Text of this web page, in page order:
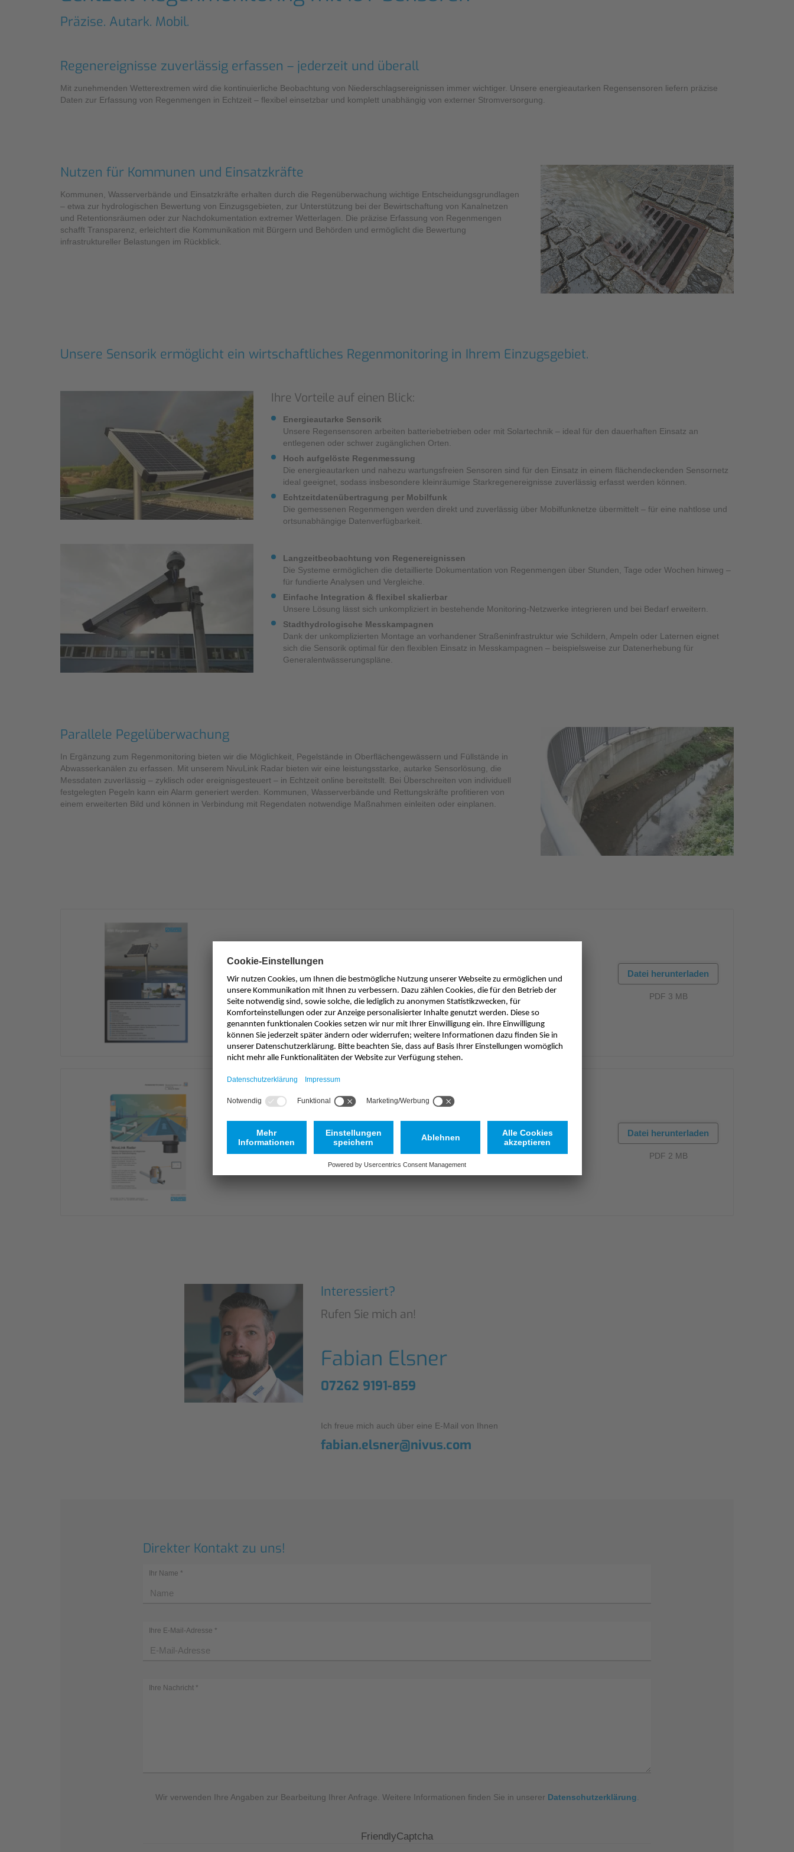
Füllstandsmessung
Grenzstandmessung
Wasserqualität & Analyse
Zubehör
Montagezubehör
Überspannungsschutz
Präzise. Autark. Mobil.
Regenereignisse zuverlässig erfassen – jederzeit und überall
Mit zunehmenden Wetterextremen wird die kontinuierliche Beobachtung von Niederschlagsereignissen immer wichtiger. Unsere energieautarken Regensensoren liefern präzise
Daten zur Erfassung von Regenmengen in Echtzeit – flexibel einsetzbar und komplett unabhängig von externer Stromversorgung.
Nutzen für Kommunen und Einsatzkräfte
Kommunen, Wasserverbände und Einsatzkräfte erhalten durch die Regenüberwachung wichtige Entscheidungsgrundlagen
– etwa zur hydrologischen Bewertung von Einzugsgebieten, zur Unterstützung bei der Bewirtschaftung von Kanalnetzen
und Retentionsräumen oder zur Nachdokumentation extremer Wetterlagen. Die präzise Erfassung von Regenmengen
schafft Transparenz, erleichtert die Kommunikation mit Bürgern und Behörden und ermöglicht die Bewertung
infrastruktureller Belastungen im Rückblick.
Unsere Sensorik ermöglicht ein wirtschaftliches Regenmonitoring in Ihrem Einzugsgebiet.
Ihre Vorteile auf einen Blick:
Energieautarke Sensorik
Unsere Regensensoren arbeiten batteriebetrieben oder mit Solartechnik – ideal für den dauerhaften Einsatz an
entlegenen oder schwer zugänglichen Orten.
Hoch aufgelöste Regenmessung
Die energieautarken und nahezu wartungsfreien Sensoren sind für den Einsatz in einem flächendeckenden Sensornetz
ideal geeignet, sodass insbesondere kleinräumige Starkregenereignisse zuverlässig erfasst werden können.
Echtzeitdatenübertragung per Mobilfunk
Die gemessenen Regenmengen werden direkt und zuverlässig über Mobilfunknetze übermittelt – für eine nahtlose und
ortsunabhängige Datenverfügbarkeit.
Langzeitbeobachtung von Regenereignissen
Die Systeme ermöglichen die detaillierte Dokumentation von Regenmengen über Stunden, Tage oder Wochen hinweg –
für fundierte Analysen und Vergleiche.
Einfache Integration & flexibel skalierbar
Unsere Lösung lässt sich unkompliziert in bestehende Monitoring-Netzwerke integrieren und bei Bedarf erweitern.
Stadthydrologische Messkampagnen
Dank der unkomplizierten Montage an vorhandener Straßeninfrastruktur wie Schildern, Ampeln oder Laternen eignet
sich die Sensorik optimal für den flexiblen Einsatz in Messkampagnen – beispielsweise zur Datenerhebung für
Generalentwässerungspläne.
Parallele Pegelüberwachung
In Ergänzung zum Regenmonitoring bieten wir die Möglichkeit, Pegelstände in Oberflächengewässern und Füllstände in
Abwasserkanälen zu erfassen. Mit unserem NivuLink Radar bieten wir eine leistungsstarke, autarke Sensorlösung, die
Messdaten zuverlässig – zyklisch oder ereignisgesteuert – in Echtzeit online bereitstellt. Bei Überschreiten von individuell
festgelegten Pegeln kann ein Alarm generiert werden. Kommunen, Wasserverbände und Rettungskräfte profitieren von
einem erweiterten Bild und können in Verbindung mit Regendaten notwendige Maßnahmen einleiten oder einplanen.
Datenblatt | RMI Regensensor
Datei herunterladen
PDF 3 MB
Datenblatt | NivuLink Radar
Datei herunterladen
PDF 2 MB
Interessiert?
Rufen Sie mich an!
Fabian Elsner
07262 9191-859
Ich freue mich auch über eine E-Mail von Ihnen
fabian.elsner@nivus.com
Direkter Kontakt zu uns!
Ihr Name *
Ihre E-Mail-Adresse *
Ihre Nachricht *
Wir verwenden Ihre Angaben zur Bearbeitung Ihrer Anfrage. Weitere Informationen finden Sie in unserer Datenschutzerklärung
FriendlyCaptcha